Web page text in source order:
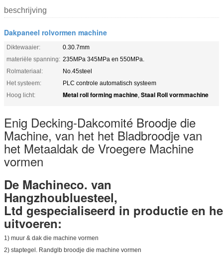
beschrijving
Dakpaneel rolvormen machine
Diktewaaier:
0.30.7mm
materiële spanning: 235MPa 345MPa en 550MPa.
Rolmateriaal:
No.45steel
Het systeem:
PLC controle automatisch systeem
Hoog licht:
Metal roll forming machine, Staal Roll vormmachine
Enig Decking-Dakcomité Broodje die
Machine, van het het Bladbroodje van
het Metaaldak de Vroegere Machine
vormen
De Machineco. van
Hangzhoubluesteel,
Ltd gespecialiseerd in productie en
uitvoeren:
1) muur & dak die machine vormen
2) staptegel. Randglb broodje die machine vormen